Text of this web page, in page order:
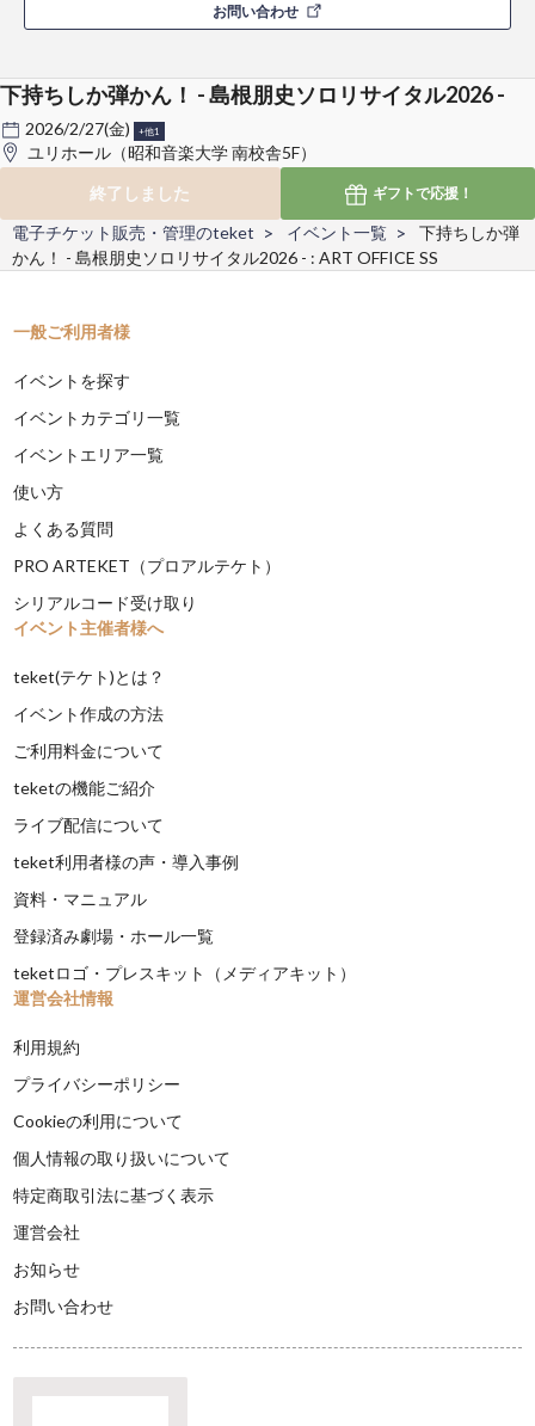
お問い合わせ
下持ちしか弾かん！ - 島根朋史ソロリサイタル2026 -
2026/2/27(金) +他1
ユリホール（昭和音楽大学 南校舎5F）
終了しました
ギフトで応援！
電子チケット販売・管理のteket イベント一覧
下持ちしか弾
かん！ - 島根朋史ソロリサイタル2026 - : ART OFFICE SS
一般ご利用者様
イベントを探す
イベントカテゴリ一覧
イベントエリア一覧
使い方
よくある質問
PRO ARTEKET（プロアルテケト）
シリアルコード受け取り
イベント主催者様へ
teket(テケト)とは？
イベント作成の方法
ご利用料金について
teketの機能ご紹介
ライブ配信について
teket利用者様の声・導入事例
資料・マニュアル
登録済み劇場・ホール一覧
teketロゴ・プレスキット（メディアキット）
運営会社情報
利用規約
プライバシーポリシー
Cookieの利用について
個人情報の取り扱いについて
特定商取引法に基づく表示
運営会社
お知らせ
お問い合わせ